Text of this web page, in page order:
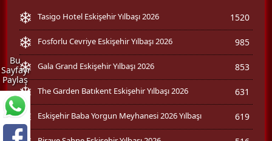
Bu
Sayfayı
Paylaş
Tasigo Hotel Eskişehir Yılbaşı 2026 1520
Fosforlu Cevriye Eskişehir Yılbaşı 2026 985
Gala Grand Eskişehir Yılbaşı 2026 853
The Garden Batıkent Eskişehir Yılbaşı 2026 631
Eskişehir Baba Yorgun Meyhanesi 2026 Yılbaşı 619